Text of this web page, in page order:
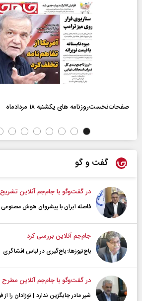
صفحات‌نخست‌روزنامه ها‌ی یکشنبه ۱۸ مردادماه
گفت و گو
در گفت‌و‌گو با جام‌جم آنلاین
فاصله ایران با پیشرو‌ان هوش
جام‌جم آنلاین بررسی کرد
باج‌نیوزها؛ باج‌گیری در لباس افشاگری
در گفت‌و‌گو با جام‌جم آنلاین
شیر مادر جایگزین ندارد | نوزادان را